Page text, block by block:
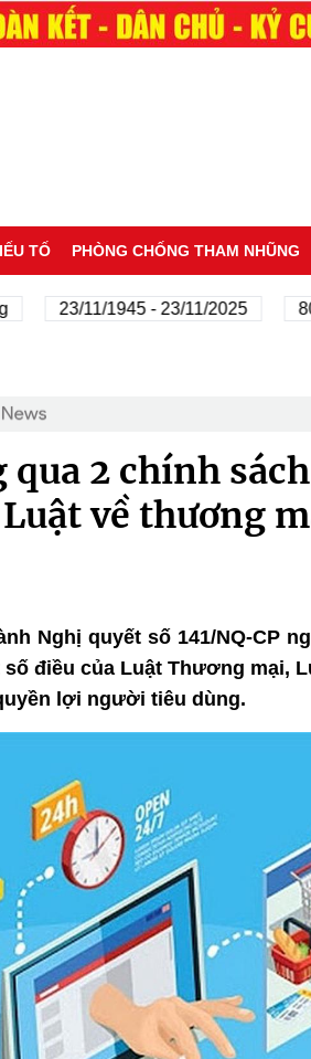
TỐ PHÒNG CHỐNG THAM NHŨNG
23/11/1945 - 23/11/2025 80 năm
2 chính
về thương
Nghị quyết số 141/NQ-CP
điều của Luật Thương mại,
lợi người tiêu dùng.